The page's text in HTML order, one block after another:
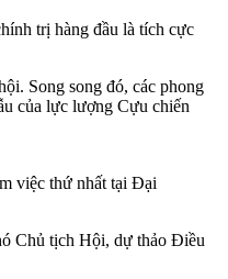
trị hàng đầu là tích cực
Song song đó, các phong
của lực lượng Cựu chiến
việc thứ nhất tại Đại
Chủ tịch Hội, dự thảo Điều